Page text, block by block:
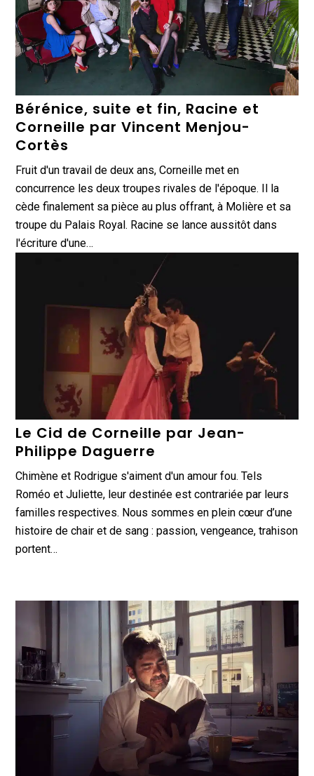
Bérénice, suite et fin, Racine et
Corneille par Vincent Menjou-
Cortès
Fruit d'un travail de deux ans, Corneille met en
concurrence les deux troupes rivales de l'époque. Il la
cède finalement sa pièce au plus offrant, à Molière et sa
troupe du Palais Royal. Racine se lance aussitôt dans
l'écriture d'une…
Le Cid de Corneille par Jean-
Philippe Daguerre
Chimène et Rodrigue s'aiment d'un amour fou. Tels
Roméo et Juliette, leur destinée est contrariée par leurs
familles respectives. Nous sommes en plein cœur d’une
histoire de chair et de sang : passion, vengeance, trahison
portent…